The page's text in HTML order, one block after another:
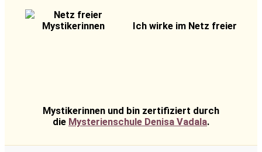
Ich wirke im Netz freier
Mystikerinnen und bin zertifiziert durch
die Mysterienschule Denisa Vadala.